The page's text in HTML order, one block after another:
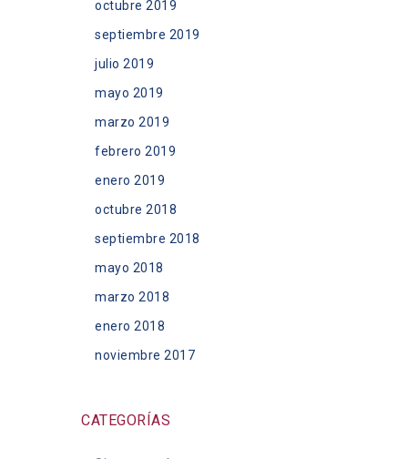
octubre 2019
septiembre 2019
julio 2019
mayo 2019
marzo 2019
febrero 2019
enero 2019
octubre 2018
septiembre 2018
mayo 2018
marzo 2018
enero 2018
noviembre 2017
CATEGORÍAS